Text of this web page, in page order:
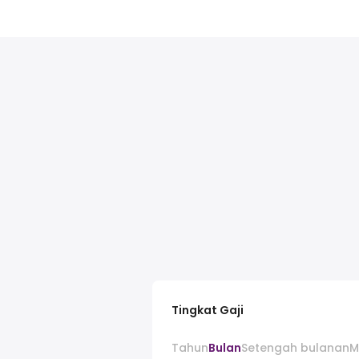
Tingkat Gaji
TahunBulanSetengah bulanan